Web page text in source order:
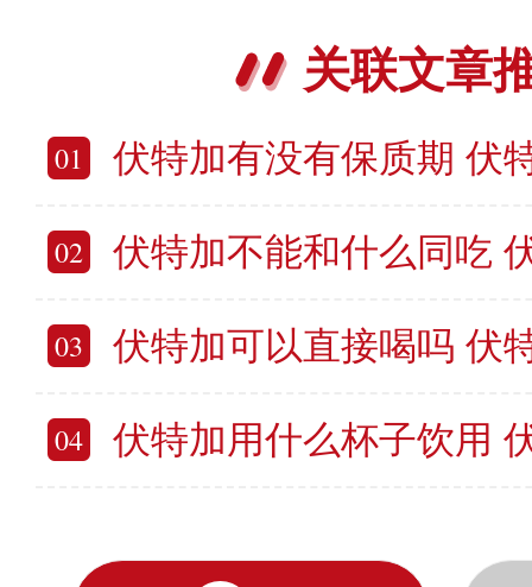
关联文章
01 伏特加有没有保质期 伏特
02 伏特加不能和什么同吃 伏特
03 伏特加可以直接喝吗 伏
04 伏特加用什么杯子饮用 伏特加酒